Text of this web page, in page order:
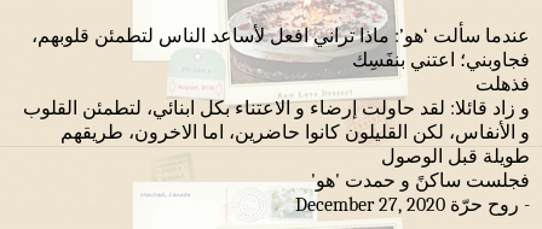
عندما سألت ‘هو’: ماذا تراني افعل لأساعد الناس لتطمئن قلوبهم،
فجاوبني؛ اعتني بنفَسِك
فذهلت
و زاد قائلا: لقد حاولت إرضاء و الاعتناء بكل ابنائي، لتطمئن القلوب
و الأنفاس، لكن القليلون كانوا حاضرين، اما الاخرون، طريقهم
طويلة قبل الوصول
فجلست ساكنً و حمدت 'هو'
- روح حرّة December 27, 2020